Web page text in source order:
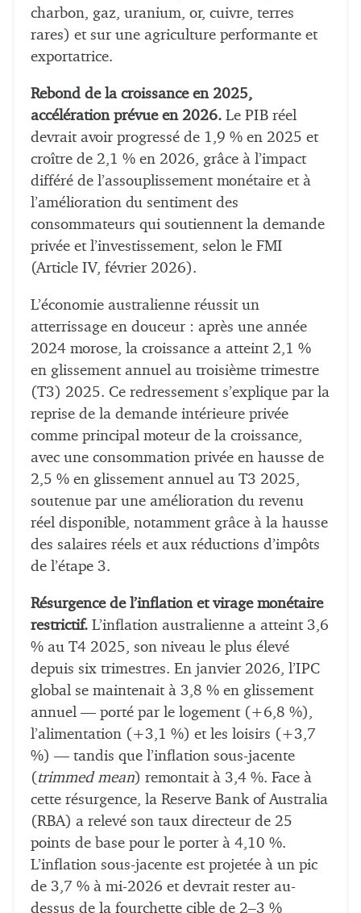
charbon, gaz, uranium, or, cuivre, terres
rares) et sur une agriculture performante et
exportatrice.
Rebond de la croissance en 2025,
accélération prévue en 2026. Le PIB réel
devrait avoir progressé de 1,9 % en 2025 et
croître de 2,1 % en 2026, grâce à l’impact
différé de l’assouplissement monétaire et à
l’amélioration du sentiment des
consommateurs qui soutiennent la demande
privée et l’investissement, selon le FMI
(Article IV, février 2026).
L’économie australienne réussit un
atterrissage en douceur : après une année
2024 morose, la croissance a atteint 2,1 %
en glissement annuel au troisième trimestre
(T3) 2025. Ce redressement s’explique par la
reprise de la demande intérieure privée
comme principal moteur de la croissance,
avec une consommation privée en hausse de
2,5 % en glissement annuel au T3 2025,
soutenue par une amélioration du revenu
réel disponible, notamment grâce à la hausse
des salaires réels et aux réductions d’impôts
de l’étape 3.
Résurgence de l’inflation et virage monétaire
restrictif. L’inflation australienne a atteint 3,6
% au T4 2025, son niveau le plus élevé
depuis six trimestres. En janvier 2026, l’IPC
global se maintenait à 3,8 % en glissement
annuel — porté par le logement (+6,8 %),
l’alimentation (+3,1 %) et les loisirs (+3,7
%) — tandis que l’inflation sous-jacente
(trimmed mean) remontait à 3,4 %. Face à
cette résurgence, la Reserve Bank of Australia
(RBA) a relevé son taux directeur de 25
points de base pour le porter à 4,10 %.
L’inflation sous-jacente est projetée à un pic
de 3,7 % à mi-2026 et devrait rester au-
dessus de la fourchette cible de 2–3 %